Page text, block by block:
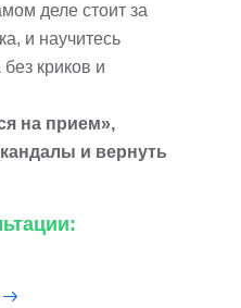
деле стоит за
и научитесь
криков и
на прием»,
и вернуть